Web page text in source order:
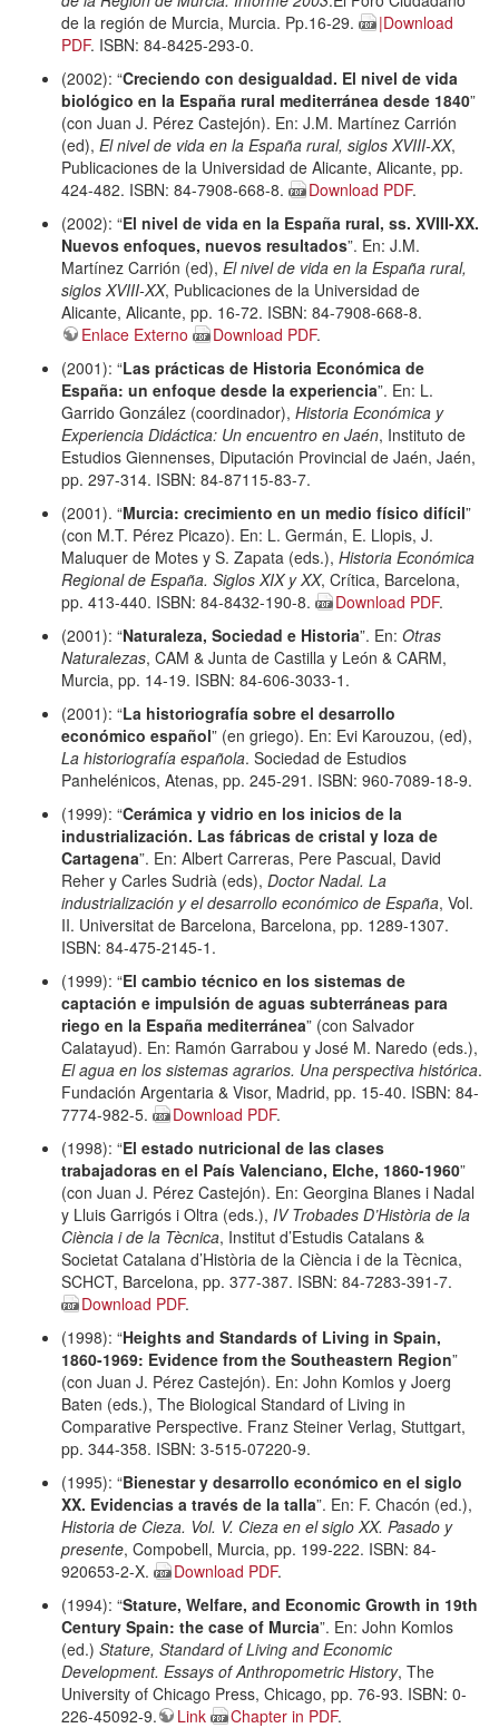
de la región de Murcia, Murcia. Pp.16-29.
|Download
PDF. ISBN: 84-8425-293-0.
(2002): “Creciendo con desigualdad. El nivel de vida
biológico en la España rural mediterránea desde 1840”
(con Juan J. Pérez Castejón). En: J.M. Martínez Carrión
(ed), El nivel de vida en la España rural, siglos XVIII-XX,
Publicaciones de la Universidad de Alicante, Alicante, pp.
424-482. ISBN: 84-7908-668-8.
Download PDF.
(2002): “El nivel de vida en la España rural, ss. XVIII-XX.
Nuevos enfoques, nuevos resultados”. En: J.M.
Martínez Carrión (ed), El nivel de vida en la España rural,
siglos XVIII-XX, Publicaciones de la Universidad de
Alicante, Alicante, pp. 16-72. ISBN: 84-7908-668-8.
Enlace Externo
Download PDF.
(2001): “Las prácticas de Historia Económica de
España: un enfoque desde la experiencia”. En: L.
Garrido González (coordinador), Historia Económica y
Experiencia Didáctica: Un encuentro en Jaén, Instituto de
Estudios Giennenses, Diputación Provincial de Jaén, Jaén,
pp. 297-314. ISBN: 84-87115-83-7.
(2001). “Murcia: crecimiento en un medio físico difícil”
(con M.T. Pérez Picazo). En: L. Germán, E. Llopis, J.
Maluquer de Motes y S. Zapata (eds.), Historia Económica
Regional de España. Siglos XIX y XX, Crítica, Barcelona,
pp. 413-440. ISBN: 84-8432-190-8.
Download PDF.
(2001): “Naturaleza, Sociedad e Historia”. En: Otras
Naturalezas, CAM & Junta de Castilla y León & CARM,
Murcia, pp. 14-19. ISBN: 84-606-3033-1.
(2001): “La historiografía sobre el desarrollo
económico español” (en griego). En: Evi Karouzou, (ed),
La historiografía española. Sociedad de Estudios
Panhelénicos, Atenas, pp. 245-291. ISBN: 960-7089-18-9.
(1999): “Cerámica y vidrio en los inicios de la
industrialización. Las fábricas de cristal y loza de
Cartagena”. En: Albert Carreras, Pere Pascual, David
Reher y Carles Sudrià (eds), Doctor Nadal. La
industrialización y el desarrollo económico de España, Vol.
II. Universitat de Barcelona, Barcelona, pp. 1289-1307.
ISBN: 84-475-2145-1.
(1999): “El cambio técnico en los sistemas de
captación e impulsión de aguas subterráneas para
riego en la España mediterránea” (con Salvador
Calatayud). En: Ramón Garrabou y José M. Naredo (eds.),
El agua en los sistemas agrarios. Una perspectiva histórica.
Fundación Argentaria & Visor, Madrid, pp. 15-40. ISBN: 84-
7774-982-5.
Download PDF.
(1998): “El estado nutricional de las clases
trabajadoras en el País Valenciano, Elche, 1860-1960”
(con Juan J. Pérez Castejón). En: Georgina Blanes i Nadal
y Lluis Garrigós i Oltra (eds.), IV Trobades D’Història de la
Ciència i de la Tècnica, Institut d’Estudis Catalans &
Societat Catalana d’Història de la Ciència i de la Tècnica,
SCHCT, Barcelona, pp. 377-387. ISBN: 84-7283-391-7.
Download PDF.
(1998): “Heights and Standards of Living in Spain,
1860-1969: Evidence from the Southeastern Region”
(con Juan J. Pérez Castejón). En: John Komlos y Joerg
Baten (eds.), The Biological Standard of Living in
Comparative Perspective. Franz Steiner Verlag, Stuttgart,
pp. 344-358. ISBN: 3-515-07220-9.
(1995): “Bienestar y desarrollo económico en el siglo
XX. Evidencias a través de la talla”. En: F. Chacón (ed.),
Historia de Cieza. Vol. V. Cieza en el siglo XX. Pasado y
presente, Compobell, Murcia, pp. 199-222. ISBN: 84-
920653-2-X.
Download PDF.
(1994): “Stature, Welfare, and Economic Growth in 19th
Century Spain: the case of Murcia”. En: John Komlos
(ed.) Stature, Standard of Living and Economic
Development. Essays of Anthropometric History, The
University of Chicago Press, Chicago, pp. 76-93. ISBN: 0-
226-45092-9.
Link Chapter in PDF.